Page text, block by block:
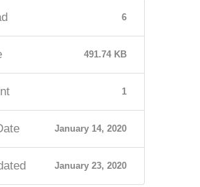
6
491.74 KB
1
January 14, 2020
January 23, 2020